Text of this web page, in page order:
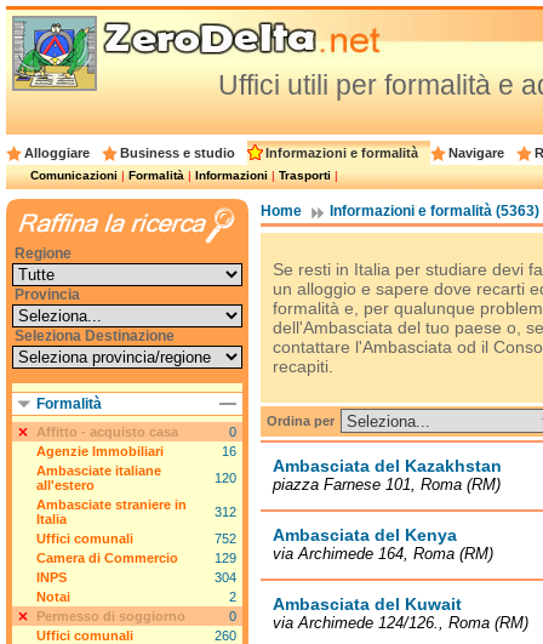
Uffici utili per formalità e
Alloggiare Business e studio Informazioni e formalità Navigare
Comunicazioni|Formalità|Informazioni|Trasporti|
Home Informazioni e formalità (5363)
Se resti in Italia per studiare devi
un alloggio e sapere dove recarti
formalità e, per qualunque
dell'Ambasciata del tuo paese o,
contattare l'Ambasciata od il
recapiti.
Ordina per
Ambasciata del Kazakhstan
piazza Farnese 101, Roma (RM)
Ambasciata del Kenya
via Archimede 164, Roma (RM)
Ambasciata del Kuwait
via Archimede 124/126., Roma (RM)
Regione
Provincia
Seleziona Destinazione
Formalità
Affitto - acquisto casa
0
Agenzie Immobiliari
16
Ambasciate italiane
all'estero
120
Ambasciate straniere in
Italia
312
Uffici comunali
752
Camera di Commercio
129
INPS
304
Notai
2
Permesso di soggiorno
0
Uffici comunali
260